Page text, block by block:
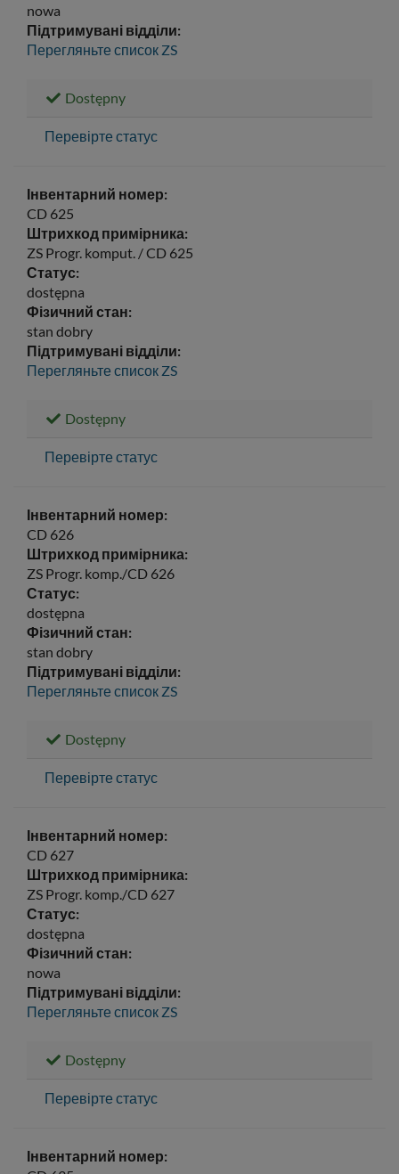
nowa
Підтримувані відділи:
Перегляньте список ZS
Dostępny
Перевірте статус
Інвентарний номер:
CD 625
Штрихкод примірника:
ZS Progr. komput. / CD 625
Статус:
dostępna
Фізичний стан:
stan dobry
Підтримувані відділи:
Перегляньте список ZS
Dostępny
Перевірте статус
Інвентарний номер:
CD 626
Штрихкод примірника:
ZS Progr. komp./CD 626
Статус:
dostępna
Фізичний стан:
stan dobry
Підтримувані відділи:
Перегляньте список ZS
Dostępny
Перевірте статус
Інвентарний номер:
CD 627
Штрихкод примірника:
ZS Progr. komp./CD 627
Статус:
dostępna
Фізичний стан:
nowa
Підтримувані відділи:
Перегляньте список ZS
Dostępny
Перевірте статус
Інвентарний номер: